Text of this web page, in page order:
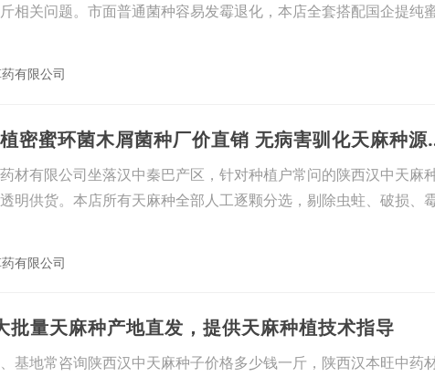
相关问题。市面普通菌种容易发霉退化，本店全套搭配国企提纯
有限公司
9、天麻种植密蜜
材有限公司坐落汉中秦巴产区，针对种植户常问的陕西汉中天麻
明供货。本店所有天麻种全部人工逐颗分选，剔除虫蛀、破损、
有限公司
批量天麻种产地直发，提供天麻种植技术指导
基地常咨询陕西汉中天麻种子价格多少钱一斤，陕西汉本旺中药